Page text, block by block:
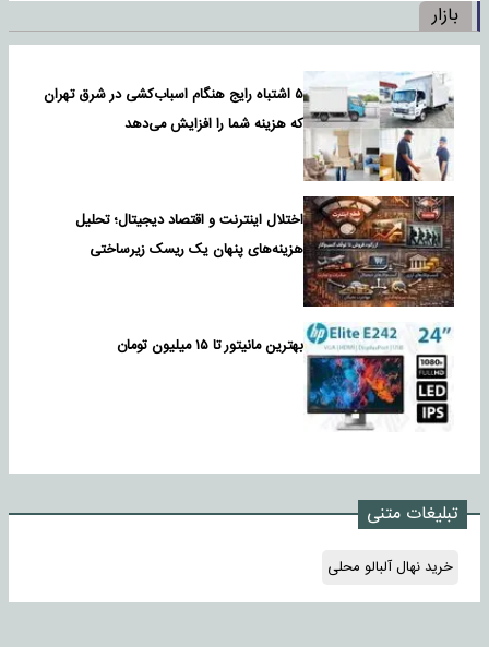
بازار
۵ اشتباه رایج هنگام اسباب‌کشی در شرق تهران
که هزینه شما را افزایش می‌دهد
اختلال اینترنت و اقتصاد دیجیتال؛ تحلیل
هزینه‌های پنهان یک ریسک زیرساختی
بهترین مانیتور تا ۱۵ میلیون تومان
تبلیغات متنی
خرید نهال آلبالو محلی